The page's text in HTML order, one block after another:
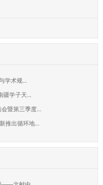
学术规...
疆学子天...
暨第三季度...
推出循环地...